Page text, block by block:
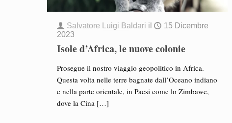
Salvatore Luigi Baldari il
15 Dicembre
2023
Isole d’Africa, le nuove colonie
Prosegue il nostro viaggio geopolitico in Africa.
Questa volta nelle terre bagnate dall’Oceano indiano
e nella parte orientale, in Paesi come lo Zimbawe,
dove la Cina[…]